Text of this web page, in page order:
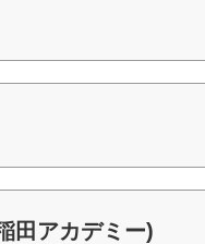
田アカデミー)